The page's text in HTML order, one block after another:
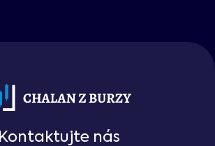
Kontaktujte nás